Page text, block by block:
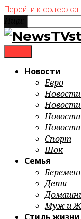
Перейти к
Новости
Евро
Новости
Новости
Спорт
Шок
Семья
Дети
Муж и